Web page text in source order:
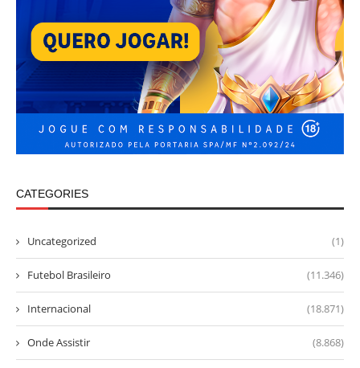
CATEGORIES
Uncategorized (1)
Futebol Brasileiro (11.346)
Internacional (18.871)
Onde Assistir (8.868)